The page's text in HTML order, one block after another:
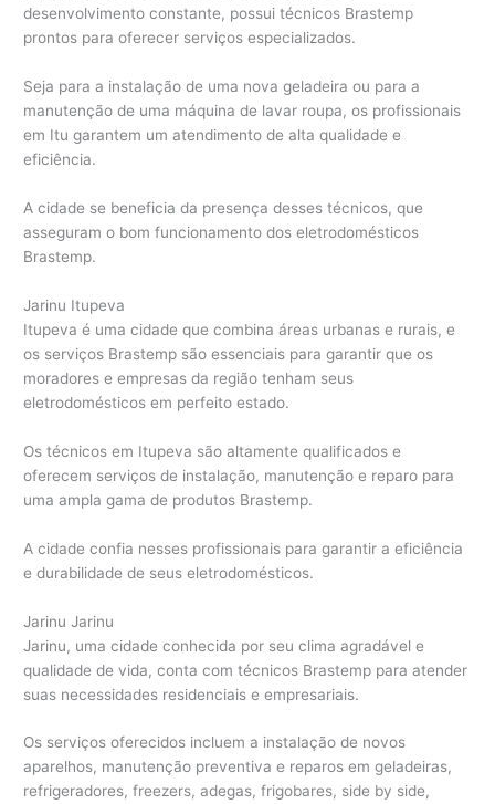
desenvolvimento constante, possui técnicos Brastemp
prontos para oferecer serviços especializados.
Seja para a instalação de uma nova geladeira ou para a
manutenção de uma máquina de lavar roupa, os profissionais
em Itu garantem um atendimento de alta qualidade e
eficiência.
A cidade se beneficia da presença desses técnicos, que
asseguram o bom funcionamento dos eletrodomésticos
Brastemp.
Jarinu Itupeva
Itupeva é uma cidade que combina áreas urbanas e rurais, e
os serviços Brastemp são essenciais para garantir que os
moradores e empresas da região tenham seus
eletrodomésticos em perfeito estado.
Os técnicos em Itupeva são altamente qualificados e
oferecem serviços de instalação, manutenção e reparo para
uma ampla gama de produtos Brastemp.
A cidade confia nesses profissionais para garantir a eficiência
e durabilidade de seus eletrodomésticos.
Jarinu Jarinu
Jarinu, uma cidade conhecida por seu clima agradável e
qualidade de vida, conta com técnicos Brastemp para atender
suas necessidades residenciais e empresariais.
Os serviços oferecidos incluem a instalação de novos
aparelhos, manutenção preventiva e reparos em geladeiras,
refrigeradores, freezers, adegas, frigobares, side by side,